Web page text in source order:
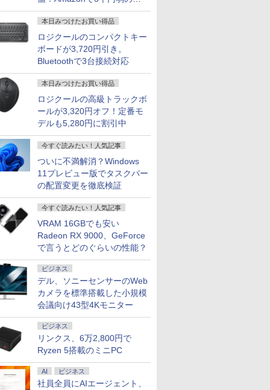
引
本日みつけたお買い得品
ロジクールのコンパクトキー
ボードが3,720円引き。
Bluetoothで3台接続対応
本日みつけたお買い得品
ロジクールの高級トラックボ
ールが3,320円オフ！定番モ
デルも5,280円に割引中
今すぐ読みたい！人気記事
ついに不満解消？Windows
11プレビュー版でタスクバー
の配置変更を徹底検証
今すぐ読みたい！人気記事
VRAM 16GBでも安い
Radeon RX 9000、GeForce
で言うとどのぐらいの性能？
ビジネス
デル、ソニーセンサーのWeb
カメラを標準搭載した小規模
会議向け43型4Kモニター
ビジネス
リンクス、6万2,800円で
Ryzen 5搭載のミニPC
AI ビジネス
社員全員にAIエージェント、